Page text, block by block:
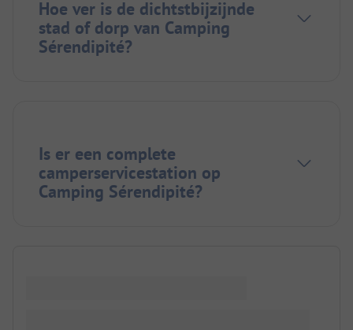
Hoe ver is de dichtstbijzijnde
stad of dorp van Camping
Sérendipité?
Is er een complete
camperservicestation op
Camping Sérendipité?